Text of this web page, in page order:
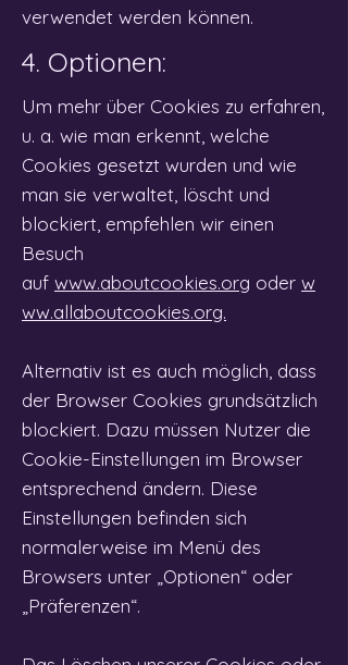
verwendet werden können.
4. Optionen:
Um mehr über Cookies zu erfahren,
u. a. wie man erkennt, welche
Cookies gesetzt wurden und wie
man sie verwaltet, löscht und
blockiert, empfehlen wir einen
Besuch
auf www.aboutcookies.org oder w
ww.allaboutcookies.org.
Alternativ ist es auch möglich, dass
der Browser Cookies grundsätzlich
blockiert. Dazu müssen Nutzer die
Cookie-Einstellungen im Browser
entsprechend ändern. Diese
Einstellungen befinden sich
normalerweise im Menü des
Browsers unter „Optionen“ oder
„Präferenzen“.